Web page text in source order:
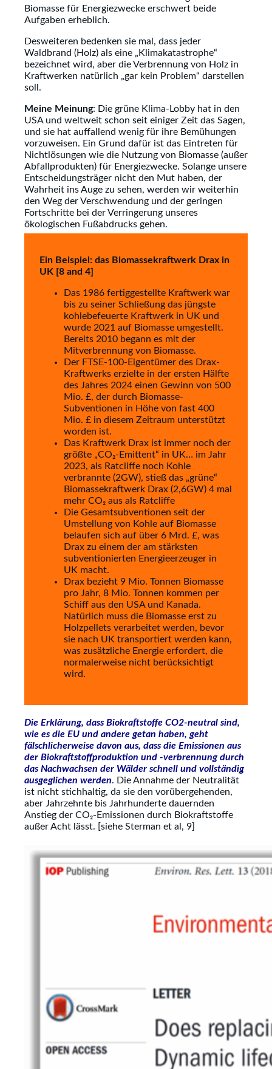
Biomasse für Energiezwecke erschwert beide
Aufgaben erheblich.
Desweiteren bedenken sie mal, dass jeder
Waldbrand (Holz) als eine „Klimakatastrophe“
bezeichnet wird, aber die Verbrennung von Holz in
Kraftwerken natürlich „gar kein Problem“ darstellen
soll.
Meine Meinung: Die grüne Klima-Lobby hat in den
USA und weltweit schon seit einiger Zeit das Sagen,
und sie hat auffallend wenig für ihre Bemühungen
vorzuweisen. Ein Grund dafür ist das Eintreten für
Nichtlösungen wie die Nutzung von Biomasse (außer
Abfallprodukten) für Energiezwecke. Solange unsere
Entscheidungsträger nicht den Mut haben, der
Wahrheit ins Auge zu sehen, werden wir weiterhin
den Weg der Verschwendung und der geringen
Fortschritte bei der Verringerung unseres
ökologischen Fußabdrucks gehen.
Ein Beispiel: das Biomassekraftwerk Drax in
UK [8 and 4]
Das 1986 fertiggestellte Kraftwerk war
bis zu seiner Schließung das jüngste
kohlebefeuerte Kraftwerk in UK und
wurde 2021 auf Biomasse umgestellt.
Bereits 2010 begann es mit der
Mitverbrennung von Biomasse.
Der FTSE-100-Eigentümer des Drax-
Kraftwerks erzielte in der ersten Hälfte
des Jahres 2024 einen Gewinn von 500
Mio. £, der durch Biomasse-
Subventionen in Höhe von fast 400
Mio. £ in diesem Zeitraum unterstützt
worden ist.
Das Kraftwerk Drax ist immer noch der
größte „CO₂-Emittent“ in UK… im Jahr
2023, als Ratcliffe noch Kohle
verbrannte (2GW), stieß das „grüne“
Biomassekraftwerk Drax (2,6GW) 4 mal
mehr CO₂ aus als Ratcliffe
Die Gesamtsubventionen seit der
Umstellung von Kohle auf Biomasse
belaufen sich auf über 6 Mrd. £, was
Drax zu einem der am stärksten
subventionierten Energieerzeuger in
UK macht.
Drax bezieht 9 Mio. Tonnen Biomasse
pro Jahr, 8 Mio. Tonnen kommen per
Schiff aus den USA und Kanada.
Natürlich muss die Biomasse erst zu
Holzpellets verarbeitet werden, bevor
sie nach UK transportiert werden kann,
was zusätzliche Energie erfordert, die
normalerweise nicht berücksichtigt
wird.
Die Erklärung, dass Biokraftstoffe CO2-neutral sind,
wie es die EU und andere getan haben, geht
fälschlicherweise davon aus, dass die Emissionen aus
der Biokraftstoffproduktion und -verbrennung durch
das Nachwachsen der Wälder schnell und vollständig
ausgeglichen werden. Die Annahme der Neutralität
ist nicht stichhaltig, da sie den vorübergehenden,
aber Jahrzehnte bis Jahrhunderte dauernden
Anstieg der CO₂-Emissionen durch Biokraftstoffe
außer Acht lässt. [siehe Sterman et al, 9]